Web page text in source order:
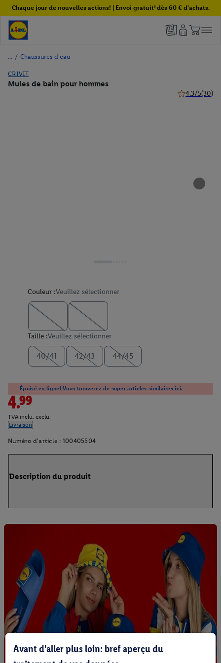
Chaque jour de nouvelles actions! | Envoi gratuit¹ dès 60 € d'achats.
/ Chaussures d'eau
CRIVIT
Mules de bain pour hommes
4.3/5(30)
Couleur :Veuillez sélectionner
Taille :Veuillez sélectionner
40/41 42/43 44/45
Épuisé en ligne! Vous trouverez de super articles similaires ici.
4.99
TVA inclu. exclu.
Livraison
Numéro d'article : 100405504
Description du produit
Avant d'aller plus loin: bref aperçu du